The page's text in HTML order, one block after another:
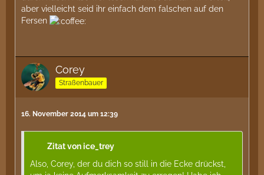
aber vielleicht seid ihr einfach dem falschen auf den
Fersen
Corey
Straßenbauer
16. November 2014 um 12:39
Zitat von ice_trey
Also, Corey, der du dich so still in die Ecke drückst,